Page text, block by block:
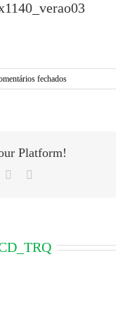
fechadosem
Platform!